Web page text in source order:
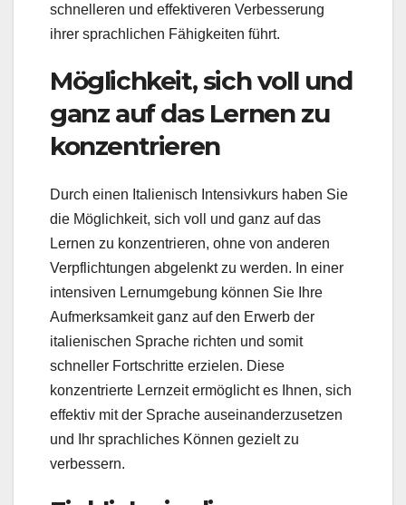
schnelleren und effektiveren Verbesserung
ihrer sprachlichen Fähigkeiten führt.
Möglichkeit, sich voll und
ganz auf das Lernen zu
konzentrieren
Durch einen Italienisch Intensivkurs haben Sie
die Möglichkeit, sich voll und ganz auf das
Lernen zu konzentrieren, ohne von anderen
Verpflichtungen abgelenkt zu werden. In einer
intensiven Lernumgebung können Sie Ihre
Aufmerksamkeit ganz auf den Erwerb der
italienischen Sprache richten und somit
schneller Fortschritte erzielen. Diese
konzentrierte Lernzeit ermöglicht es Ihnen, sich
effektiv mit der Sprache auseinanderzusetzen
und Ihr sprachliches Können gezielt zu
verbessern.